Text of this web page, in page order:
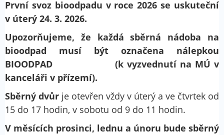
První svoz bioodpadu v roce 2026 se uskuteční
v úterý 24. 3. 2026.
Upozorňujeme, že každá sběrná nádoba na
bioodpad musí být označena nálepkou
BIOODPAD (k vyzvednutí na MÚ v
kanceláři v přízemí).
Sběrný dvůr je otevřen vždy v úterý a ve čtvrtek od
15 do 17 hodin, v sobotu od 9 do 11 hodin.
V měsících prosinci, lednu a únoru bude sběrný